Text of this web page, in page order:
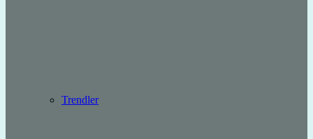
Trendler